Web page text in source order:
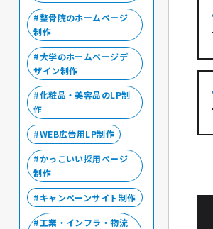
整骨院のホームページ
制作
大学のホームページデ
ザイン制作
化粧品・美容品のLP制
作
WEB広告用LP制作
かっこいい採用ページ
制作
キャンペーンサイト制作
工業・インフラ・物流